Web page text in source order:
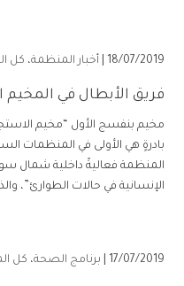
18/07/2019 | أخبار المنظمة، كل
فريق الأبطال في المخيم
مخيم بنفسج الأول “مخيم
بادرةٍ هي الأولى في المنظمات
المنظمة فعاليةً داخلية شمال
الإنسانية في حالات الطوارئ”،
17/07/2019 | برنامج الصحة، كل